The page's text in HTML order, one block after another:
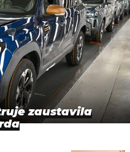
zaustavila